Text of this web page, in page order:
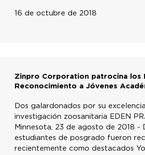
16 de octubre de 2018
Zinpro Corporation patrocina los
Reconocimiento a Jóvenes
Dos galardonados por su
investigación zoosanitaria EDEN
Minnesota, 23 de agosto de 2018 -
estudiantes de posgrado fueron
recientemente como destacados